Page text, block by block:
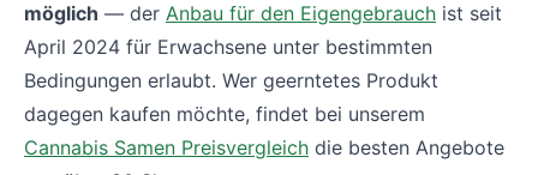
möglich — der Anbau für den Eigengebrauch ist seit
April 2024 für Erwachsene unter bestimmten
Bedingungen erlaubt. Wer geerntetes Produkt
dagegen kaufen möchte, findet bei unserem
Cannabis Samen Preisvergleich die besten Angebote